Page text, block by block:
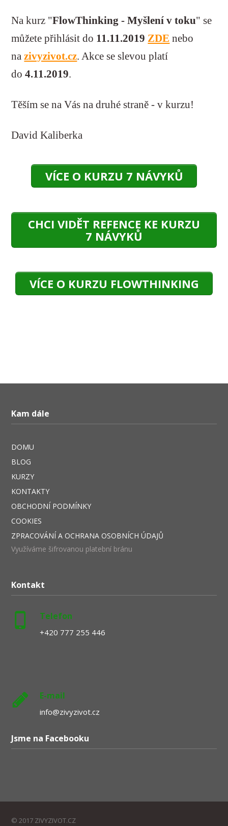
Na kurz "FlowThinking - Myšlení v toku" se
můžete přihlásit do 11.11.2019 ZDE nebo
nazivyzivot.cz. Akce se slevou platí
do4.11.2019.
Těším se na Vás na druhé straně - v kurzu!
David Kaliberka
VÍCE O KURZU 7 NÁVYKŮ
CHCI VIDĚT REFENCE KE KURZU
7 NÁVYKŮ
VÍCE O KURZU FLOWTHINKING
Kam dále
DOMU
BLOG
KURZY
KONTAKTY
OBCHODNÍ PODMÍNKY
COOKIES
ZPRACOVÁNÍ A OCHRANA OSOBNÍCH ÚDAJŮ
Využíváme šifrovanou platební bránu
Kontakt
Telefon
+420 777 255 446
E-mail
info@zivyzivot.cz
Jsme na Facebooku
© 2017 ZIVYZIVOT.CZ